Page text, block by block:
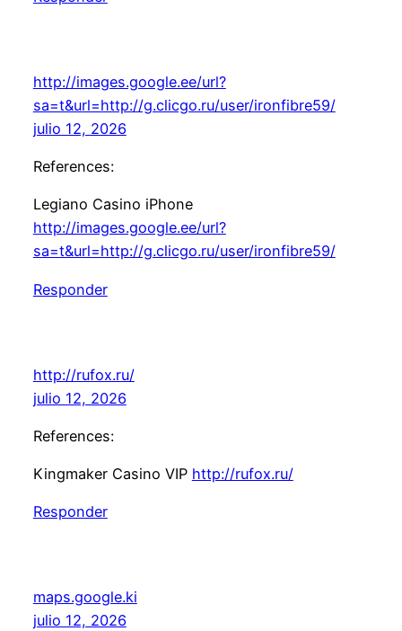
http://images.google.ee/url?
sa=t&url=http://g.clicgo.ru/user/ironfibre59/
julio 12, 2026
References:
Legiano Casino iPhone
http://images.google.ee/url?
sa=t&url=http://g.clicgo.ru/user/ironfibre59/
Responder
http://rufox.ru/
julio 12, 2026
References:
Kingmaker Casino VIP http://rufox.ru/
Responder
maps.google.ki
julio 12, 2026